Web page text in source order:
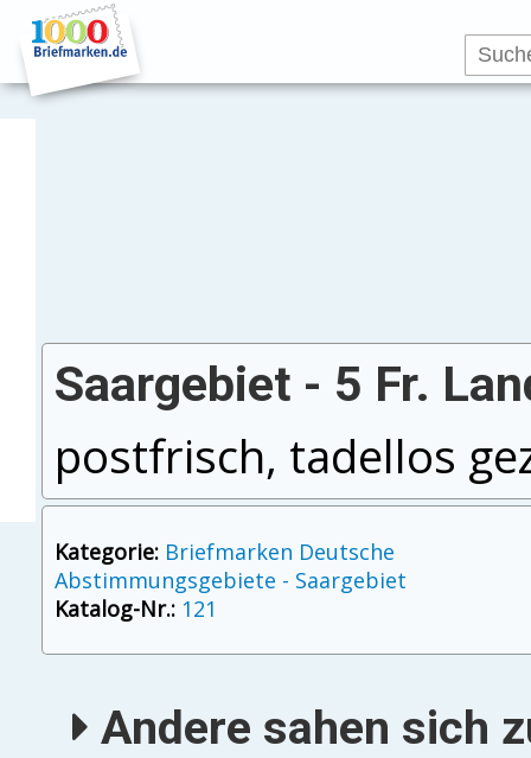
Saargebiet - 5 Fr.
postfrisch, tadellos
Kategorie: Briefmarken Deutsche
Abstimmungsgebiete - Saargebiet
Katalog-Nr.: 121
Andere sahen sich